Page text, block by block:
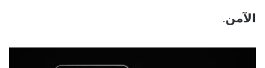
الآمن.